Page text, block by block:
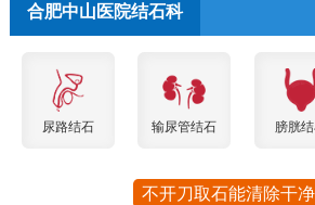
合肥中山医院结石科
尿路结石 输尿管结石 膀胱
不开刀取石能清除干净